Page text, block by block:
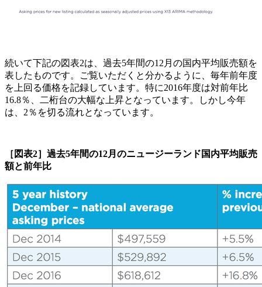
続いて下記の図表2は、過去5年間の12月の国内平均販売額を
表したものです。ご覧いただくと分かるように、毎年前年度
を上回る価格を記録しています。特に2016年度は対前年比
16.8％、二桁台の大幅な上昇となっています。しかし今年
は、2％を切る流れとなっています。
［図表2］過去5年間の12月のニュージーランド国内平均販売
額と前年比